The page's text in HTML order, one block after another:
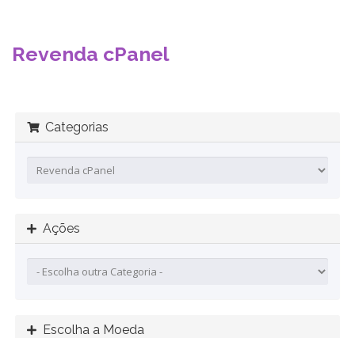
Revenda cPanel
Categorias
Ações
Escolha a Moeda